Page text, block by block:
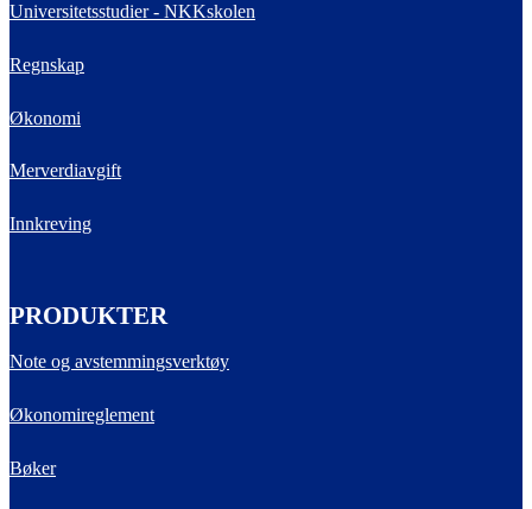
Universitetsstudier - NKKskolen
Regnskap
Økonomi
Merverdiavgift
Innkreving
PRODUKTER
Note og avstemmingsverktøy
Økonomireglement
Bøker